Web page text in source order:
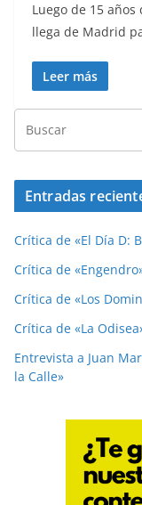
Luego de 15
llega de Madrid
Leer más
Entradas
Crítica de «El Día D:
Crítica de
Crítica de «Los
Crítica de «La
Entrevista a Juan
la Calle»